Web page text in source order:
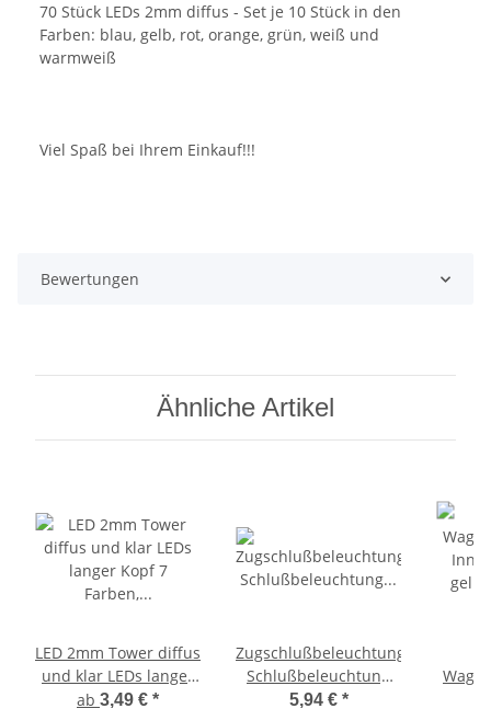
70 Stück LEDs 2mm diffus - Set je 10 Stück in den
Farben: blau, gelb, rot, orange, grün, weiß und
warmweiß
Viel Spaß bei Ihrem Einkauf!!!
Bewertungen
Ähnliche Artikel
LED 2mm Tower diffus
und klar LEDs langer
Kopf 7 Farben, Menge
ab 3,49 € *
Zugschlußbeleuchtung
Schlußbeleuchtung
Waggons H0 TT N
5,94 € *